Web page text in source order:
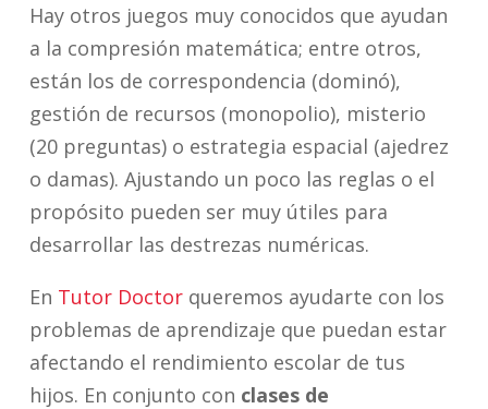
Hay otros juegos muy conocidos que ayudan
a la compresión matemática; entre otros,
están los de correspondencia (dominó),
gestión de recursos (monopolio), misterio
(20 preguntas) o estrategia espacial (ajedrez
o damas). Ajustando un poco las reglas o el
propósito pueden ser muy útiles para
desarrollar las destrezas numéricas.
En Tutor Doctor queremos ayudarte con los
problemas de aprendizaje que puedan estar
afectando el rendimiento escolar de tus
hijos. En conjunto con clases de